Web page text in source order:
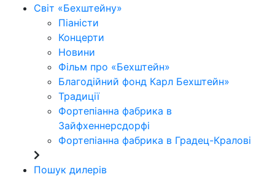
Світ «Бехштейну»
Піаністи
Концерти
Новини
Фільм про «Бехштейн»
Благодійний фонд Карл Бехштейн»
Традиції
Фортепіанна фабрика в
Зайфхеннерсдорфi
Фортепіанна фабрика в Градец-Краловi
Пошук дилерів